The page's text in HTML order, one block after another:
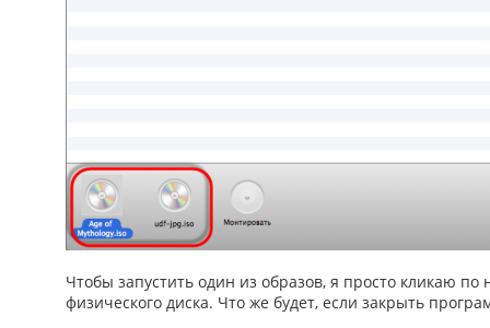
Чтобы запустить один из образов, я просто кликаю
физического диска. Что же будет, если закрыть